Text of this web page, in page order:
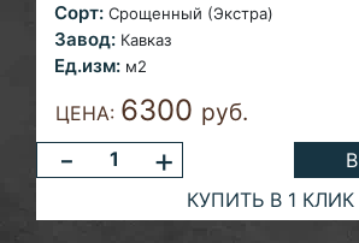
Сорт: Срощенный (Экстра)
Завод: Кавказ
Ед.изм: м2
ЦЕНА: 6300 руб.
- +
КУПИТЬ В 1 КЛИК